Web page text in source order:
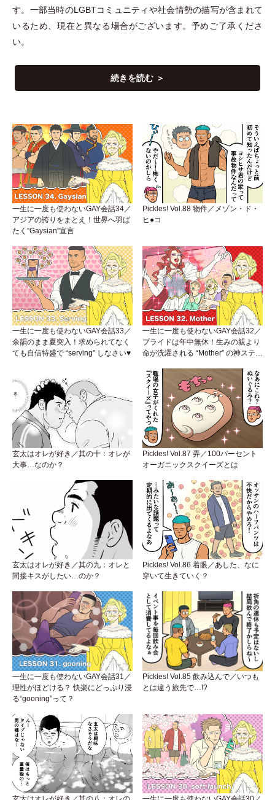
す。一部当時のLGBTコミュニティや社会情勢の描写が含まれて
いるため、現在と異なる場合がございます。予めご了承くださ
い。
続きを読む ＞
一生に一度も使わないGAY会話34／
アジアの誇りをまとえ！世界へ羽ば
たく”Gaysian”宣言
Pickles! Vol.88 物件／メゾン・ド・
ヒ●コ
一生に一度も使わないGAY会話33／
余韻のまま夏突入！求められてなく
ても自信特盛で “serving” しなさい♥
一生に一度も使わないGAY会話32／
プライドは年中無休！生みの親より
命が洗濯される “Mother” の神ステー
玄太はオレが好き／其の十：オレが
大事…なのか？
Pickles! Vol.87 弄／100パーセント
オーガニックスクイーズとは
玄太はオレが好き／其の九：オレと
間接キスがしたい…のか？
Pickles! Vol.86 着眼／あした、なに
穿いて生きていく？
一生に一度も使わないGAY会話31／
理性がほどける？ 快楽にどっぷり浸
る“gooning”って？
Pickles! Vol.85 飲み込んで／いつも
とは違う旅先で…!?